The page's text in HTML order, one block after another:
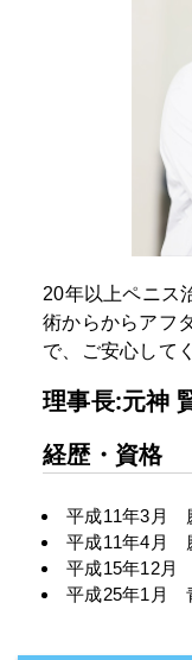
20年以上ペニス
術からからアフ
で、ご安心して
理事長:元神
経歴・資格
平成11年3月
平成11年4月
平成15年12月
平成25年1月